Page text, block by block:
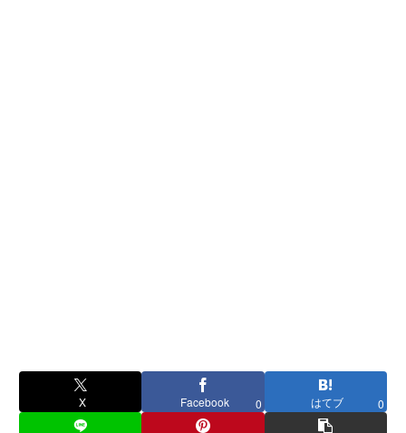
X Facebook 0 はてブ 0